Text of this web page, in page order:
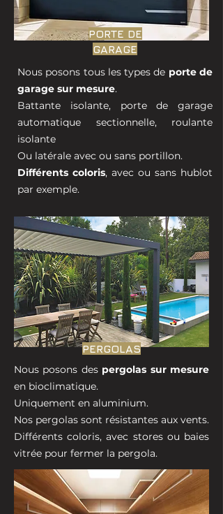
PORTE DE
GARAGE
Nous posons tous les types de porte de
garage sur mesure.
Battante isolante, porte de garage
automatique sectionnelle, roulante
isolante
Ou latérale avec ou sans portillon.
Différents coloris, avec ou sans hublot
par exemple.
PERGOLAS
Nous posons des pergolas sur mesure
en bioclimatique.
Uniquement en aluminium.
Nos pergolas sont résistantes aux vents.
Différents coloris, avec stores ou baies
vitrée pour fermer la pergola.